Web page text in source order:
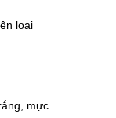
loại
mực